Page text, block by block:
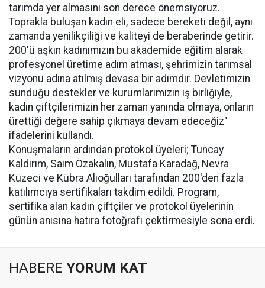
tarımda yer almasını son derece önemsiyoruz.
Toprakla buluşan kadın eli, sadece bereketi değil, aynı
zamanda yenilikçiliği ve kaliteyi de beraberinde getirir.
200'ü aşkın kadınımızın bu akademide eğitim alarak
profesyonel üretime adım atması, şehrimizin tarımsal
vizyonu adına atılmış devasa bir adımdır. Devletimizin
sunduğu destekler ve kurumlarımızın iş birliğiyle,
kadın çiftçilerimizin her zaman yanında olmaya, onların
ürettiği değere sahip çıkmaya devam edeceğiz"
ifadelerini kullandı.
Konuşmaların ardından protokol üyeleri; Tuncay
Kaldırım, Saim Özakalın, Mustafa Karadağ, Nevra
Küzeci ve Kübra Alioğulları tarafından 200'den fazla
katılımcıya sertifikaları takdim edildi. Program,
sertifika alan kadın çiftçiler ve protokol üyelerinin
günün anısına hatıra fotoğrafı çektirmesiyle sona erdi.
HABERE YORUM KAT